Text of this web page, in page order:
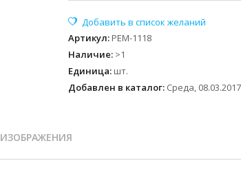
Артикул: РЕМ-1118
Наличие: >1
Единица: шт.
Добавлен в каталог: Среда, 08.03.2017
ИЗОБРАЖЕНИЯ